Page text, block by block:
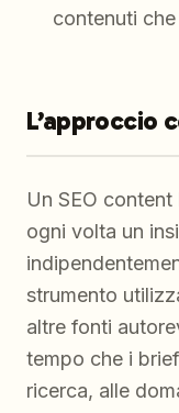
contenuti
L’approccio
Un SEO
ogni volta un
strumento
altre fonti
tempo che i
ricerca, alle